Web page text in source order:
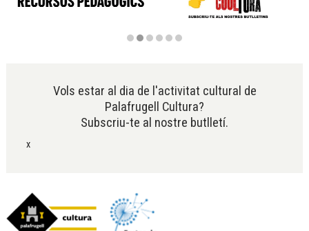
Vols estar al dia de l'activitat cultural de
Palafrugell Cultura?
Subscriu-te al nostre butlletí.
x